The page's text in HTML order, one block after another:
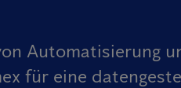
Automatisierung
für eine